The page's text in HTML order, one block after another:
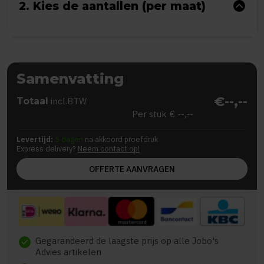
2. Kies de aantallen (per maat)
Samenvatting
Totaal incl.BTW €--,--
Per stuk € --,--
Levertijd: 5 dagen na akkoord proefdruk
Express delivery? Neem contact op!
OFFERTE AANVRAGEN
check Gegarandeerd de laagste prijs op alle Jobo's
Advies artikelen